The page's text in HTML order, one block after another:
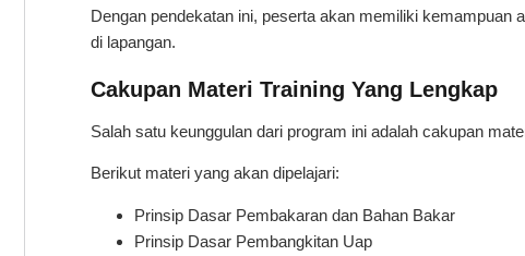
Dengan pendekatan ini, peserta akan memiliki kemampuan
di lapangan.
Cakupan Materi Training Yang Lengkap
Salah satu keunggulan dari program ini adalah cakupan
Berikut materi yang akan dipelajari:
Prinsip Dasar Pembakaran dan Bahan Bakar
Prinsip Dasar Pembangkitan Uap